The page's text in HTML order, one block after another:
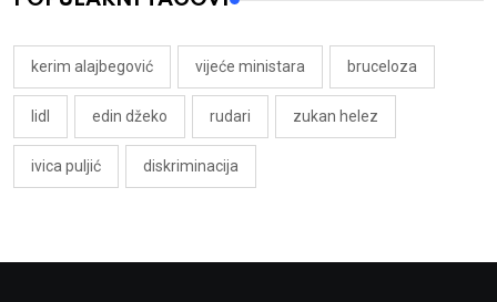
kerim alajbegović vijeće ministara bruceloza
lidl edin džeko rudari zukan helez
ivica puljić diskriminacija